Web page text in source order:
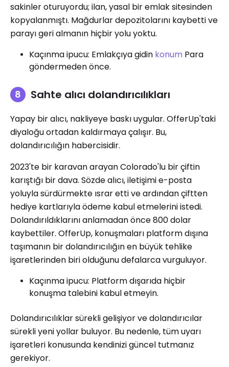
sakinler oturuyordu; ilan, yasal bir emlak sitesinden
kopyalanmıştı. Mağdurlar depozitolarını kaybetti ve
parayı geri almanın hiçbir yolu yoktu.
Kaçınma ipucu: Emlakçıya gidin konum Para
göndermeden önce.
Sahte alıcı dolandırıcılıkları
Yapay bir alıcı, nakliyeye baskı uygular. OfferUp'taki
diyaloğu ortadan kaldırmaya çalışır. Bu,
dolandırıcılığın habercisidir.
2023'te bir karavan arayan Colorado'lu bir çiftin
karıştığı bir dava. Sözde alıcı, iletişimi e-posta
yoluyla sürdürmekte ısrar etti ve ardından çiftten
hediye kartlarıyla ödeme kabul etmelerini istedi.
Dolandırıldıklarını anlamadan önce 800 dolar
kaybettiler. OfferUp, konuşmaları platform dışına
taşımanın bir dolandırıcılığın en büyük tehlike
işaretlerinden biri olduğunu defalarca vurguluyor.
Kaçınma ipucu: Platform dışarıda hiçbir
konuşma talebini kabul etmeyin.
Dolandırıcılıklar sürekli gelişiyor ve dolandırıcılar
sürekli yeni yollar buluyor. Bu nedenle, tüm uyarı
işaretleri konusunda kendinizi güncel tutmanız
gerekiyor.